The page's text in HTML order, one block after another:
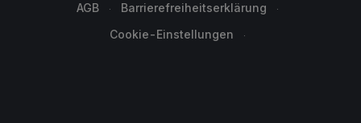
AGB
Barrierefreiheitserklärung
Cookie-Einstellungen